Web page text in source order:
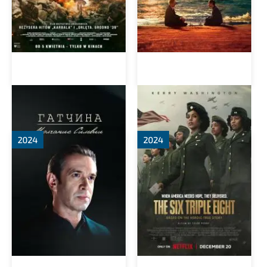
Сильвии
Батальон 6888
2024 2024